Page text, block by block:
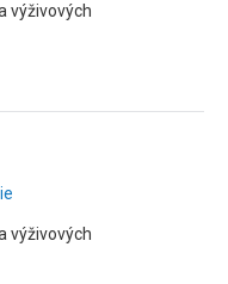
výživových
výživových